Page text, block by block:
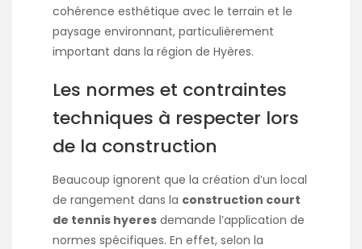
cohérence esthétique avec le terrain et le
paysage environnant, particulièrement
important dans la région de Hyères.
Les normes et contraintes
techniques à respecter lors
de la construction
Beaucoup ignorent que la création d’un local
de rangement dans la construction court
de tennis hyeres demande l’application de
normes spécifiques. En effet, selon la